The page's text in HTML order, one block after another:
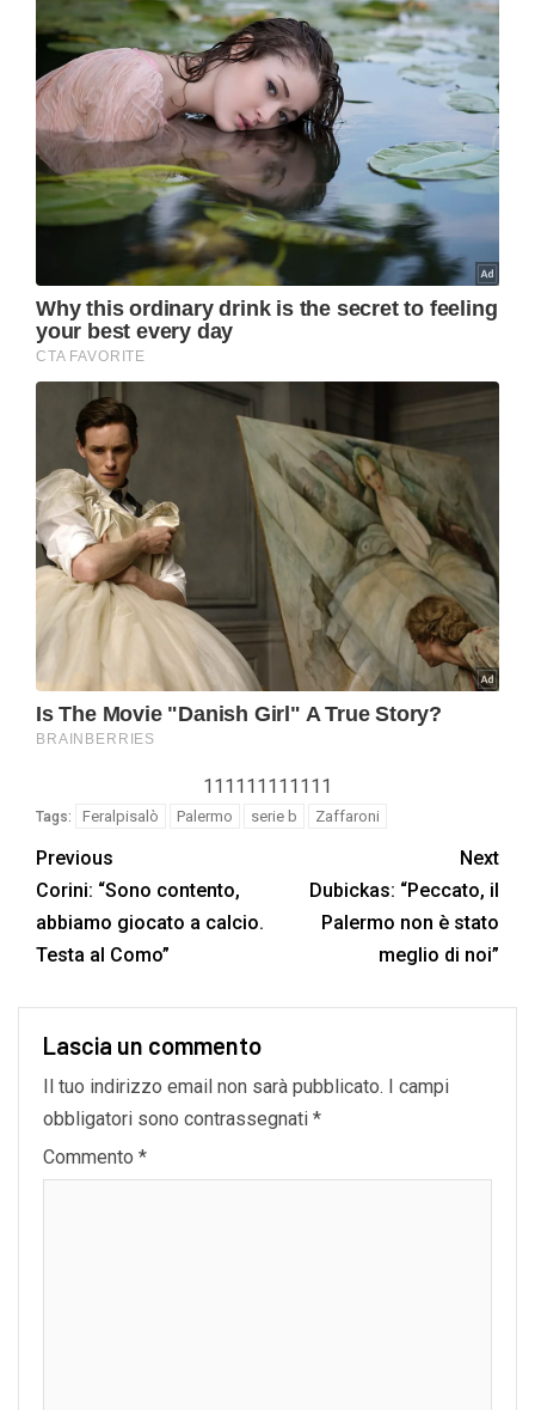
111111111111
Tags: Feralpisalò Palermo serie b Zaffaroni
Previous
Corini: “Sono contento,
abbiamo giocato a calcio.
Testa al Como”
Next
Dubickas: “Peccato, il
Palermo non è stato
meglio di noi”
Lascia un commento
Il tuo indirizzo email non sarà pubblicato. I campi
obbligatori sono contrassegnati *
Commento *